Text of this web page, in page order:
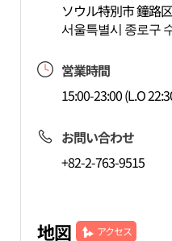
ソウル特別市 鐘路
서울특별시 종로구
営業時間
15:00-23:00 (L.O
お問い合わせ
+82-2-763-9515
地図 アクセス